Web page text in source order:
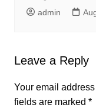
admin
Leave a Reply
Your email
fields are marked *